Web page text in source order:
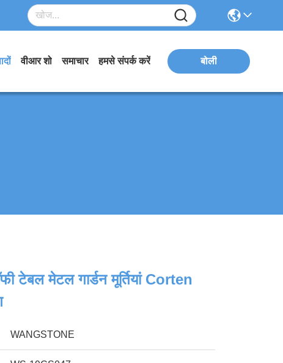
वीआर शो समाचार हमसे संपर्क करें बोली
टेबल मेटल गार्डन मूर्तियां Corten
WANGSTONE